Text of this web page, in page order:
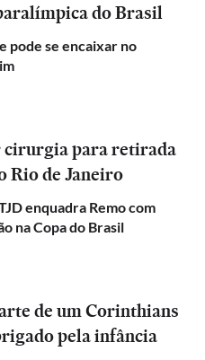
do Brasil
pode se encaixar no
cirurgia para retirada
Rio de Janeiro
enquadra Remo com
na Copa do Brasil
de um Corinthians
pela infância